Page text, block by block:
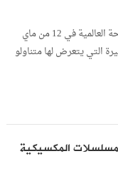
على موقعها في الشبكة العنكبوتية نشرت منظمة الصحة العالمية في 12 من ماي
التي يتعرض لها متناولو
المكسيكية